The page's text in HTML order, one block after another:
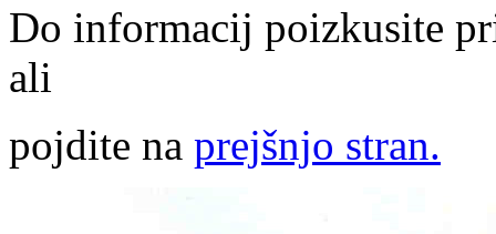
Do informacij poizkusite
ali
pojdite na prejšnjo stran.